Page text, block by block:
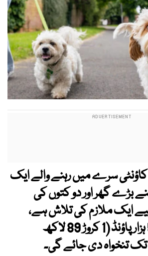
کاؤنٹی سرےمیں رہنے والے ایک
بڑے گھر اور دو کتوں کی
ایک ملازم کی تلاش ہے،
جسے سالانہ 50 ہزار پاؤنڈ (1 کروڑ 89 لاکھ
تنخواہ دی جائے گی۔